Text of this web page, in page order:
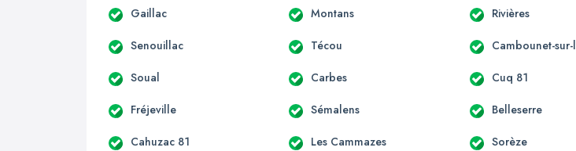
Gaillac Montans Rivières
Senouillac Técou Cambounet-sur-
Soual Carbes Cuq 81
Fréjeville Sémalens Belleserre
Cahuzac 81 Les Cammazes Sorèze